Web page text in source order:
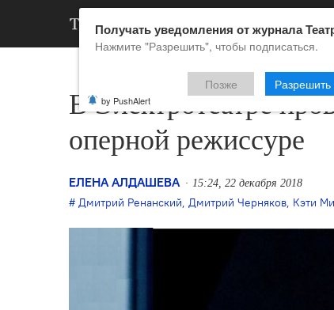
В Электротеатре
оперной режиссуре
ЕЛЕНА АЛДАШЕВА 15:24, 22 декабря 2018
Дмитрий Ренанский, Дмитрий Черняков, Кэти
Получать уведомления от журнала
Нажмите "Разрешить", чтобы подписаться.
Позже Разрешить
by PushAlert